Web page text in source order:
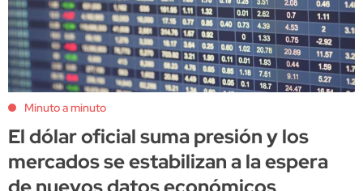
Minuto a minuto
El dólar oficial suma presión y los
mercados se estabilizan a la espera